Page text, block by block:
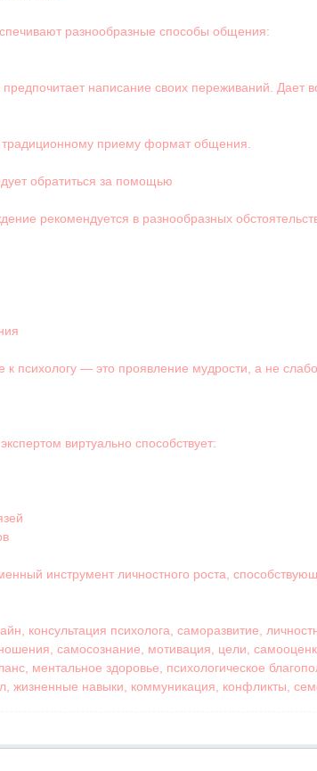
разнообразные способы общения:
написание своих переживаний. Дает
приему формат общения.
обратиться за помощью
рекомендуется в разнообразных
психологу — это проявление мудрости, а не
виртуально способствует:
инструмент личностного роста,
консультация психолога, саморазвитие,
самосознание, мотивация, цели,
ментальное здоровье, психологическое
жизненные навыки, коммуникация, конфликты,